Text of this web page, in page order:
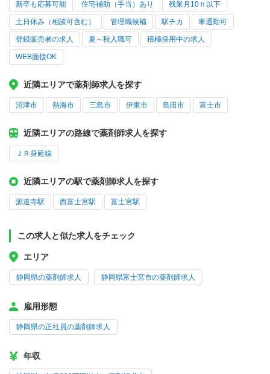
新卒も応募可能 住宅補助（手当）あり 残業月10ｈ以下
土日休み（相談可含む） 管理職候補 駅チカ 車通勤可
登録販売者の求人 夏～秋入職可 積極採用中の求人
WEB面接OK
近隣エリアで薬剤師求人を探す
沼津市 熱海市 三島市 伊東市 島田市 富士市
近隣エリアの路線で薬剤師求人を探す
ＪＲ身延線
近隣エリアの駅で薬剤師求人を探す
源道寺駅 西富士宮駅 富士宮駅
この求人と似た求人をチェック
エリア
静岡県の薬剤師求人 静岡県富士宮市の薬剤師求人
雇用形態
静岡県の正社員の薬剤師求人
年収